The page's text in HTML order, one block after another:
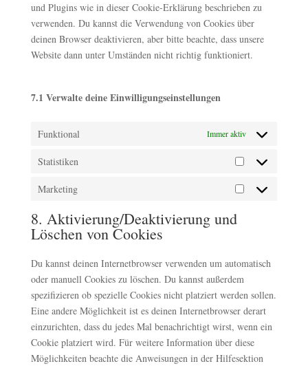
und Plugins wie in dieser Cookie-Erklärung beschrieben zu
verwenden. Du kannst die Verwendung von Cookies über
deinen Browser deaktivieren, aber bitte beachte, dass unsere
Website dann unter Umständen nicht richtig funktioniert.
7.1 Verwalte deine Einwilligungseinstellungen
Funktional Immer aktiv
Statistiken
Statistiken
Marketing
Marketing
8. Aktivierung/Deaktivierung und
Löschen von Cookies
Du kannst deinen Internetbrowser verwenden um automatisch
oder manuell Cookies zu löschen. Du kannst außerdem
spezifizieren ob spezielle Cookies nicht platziert werden sollen.
Eine andere Möglichkeit ist es deinen Internetbrowser derart
einzurichten, dass du jedes Mal benachrichtigt wirst, wenn ein
Cookie platziert wird. Für weitere Information über diese
Möglichkeiten beachte die Anweisungen in der Hilfesektion